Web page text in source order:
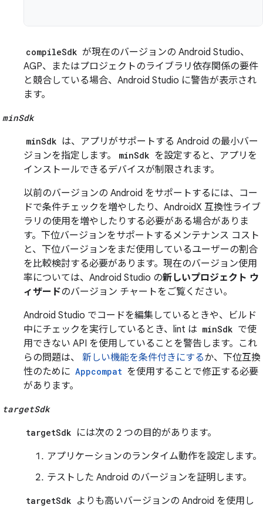
compileSdk が現在のバージョンの Android Studio、
AGP、またはプロジェクトのライブラリ依存関係の要件
と競合している場合、Android Studio に警告が表示され
ます。
minSdk
minSdk は、アプリがサポートする Android の最小バー
ジョンを指定します。
minSdk を設定すると、アプリを
インストールできるデバイスが制限されます。
以前のバージョンの Android をサポートするには、コー
ドで条件チェックを増やしたり、AndroidX 互換性ライブ
ラリの使用を増やしたりする必要がある場合がありま
す。下位バージョンをサポートするメンテナンス コスト
と、下位バージョンをまだ使用しているユーザーの割合
を比較検討する必要があります。現在のバージョン使用
率については、Android Studio の新しいプロジェクト ウ
ィザードのバージョン チャートをご覧ください。
Android Studio でコードを編集しているときや、ビルド
中にチェックを実行しているとき、lint は minSdk で使
用できない API を使用していることを警告します。これ
らの問題は、
新しい機能を条件付きにするか、下位互換
性のために Appcompat を使用することで修正する必要
があります。
targetSdk
targetSdk には次の 2 つの目的があります。
アプリケーションのランタイム動作を設定します。
テストした Android のバージョンを証明します。
targetSdk よりも高いバージョンの Android を使用し